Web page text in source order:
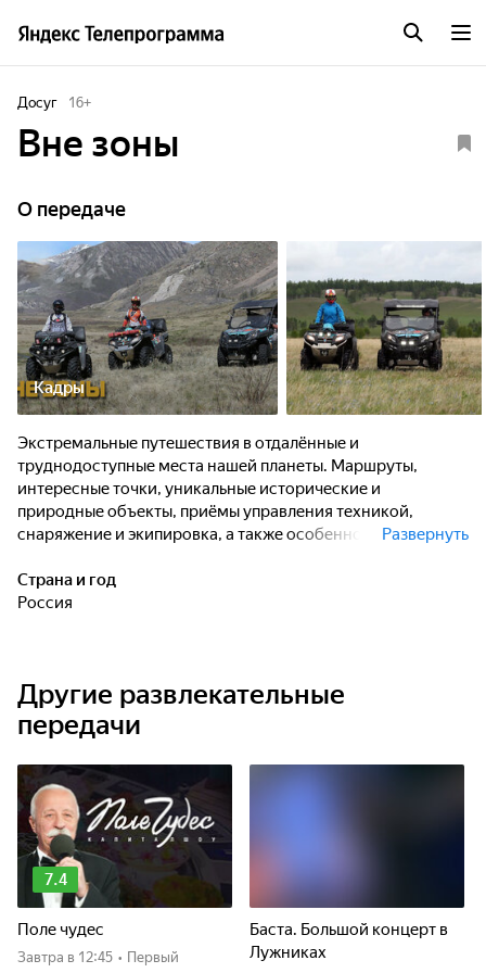
Досуг 16+
Вне зоны
О передаче
Кадры
Экстремальные путешествия в отдалённые и
труднодоступные места нашей планеты. Маршруты,
интересные точки, уникальные исторические и
природные объекты, приёмы управления техникой,
снаряжение и экипировка, а также особенностиРазвернуть
Страна и год
Россия
Другие развлекательные
передачи
7.4
Поле чудес
Завтра в 12:45 • Первый
Баста. Большой концерт в
Лужниках